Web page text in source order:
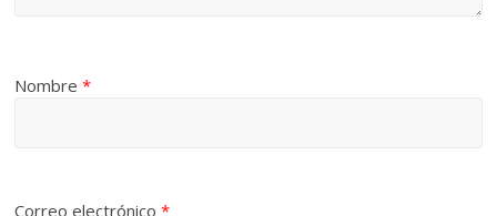
Nombre*
Correo electrónico*